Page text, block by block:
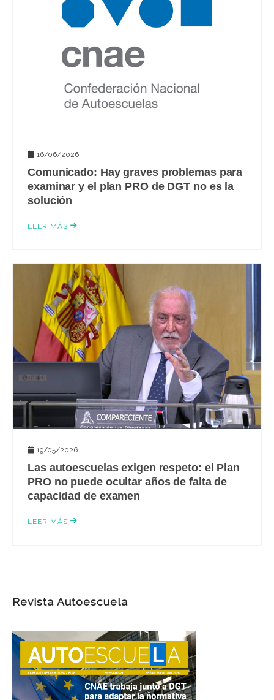
16/06/2026
Comunicado: Hay graves problemas para
examinar y el plan PRO de DGT no es la
solución
LEER MÁS
19/05/2026
Las autoescuelas exigen respeto: el Plan
PRO no puede ocultar años de falta de
capacidad de examen
LEER MÁS
Revista Autoescuela